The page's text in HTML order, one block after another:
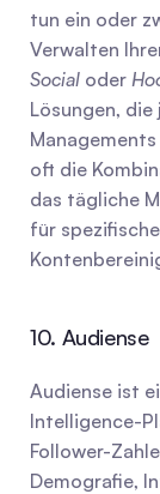
tun ein oder
Verwalten
Social oder
Lösungen,
oft die
das tägliche
für
10. Audiense
Audiense ist
Intelligence-
Follower-
Demografie,